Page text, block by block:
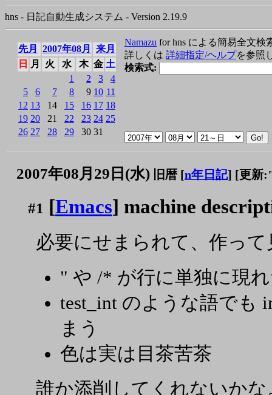
hns - 日記自動生成システム - Version 2.19.9
先月 2007年08月
来月
日
月 火 水 木 金 土
1
2 3
4
5
6 7 8 9 10 11
12 13 14 15 16 17 18
19 20 21 22 23 24 25
26 27 28 29 30 31
Namazu for hns による簡易全文検
詳しくは 詳細指定/ヘルプを参照
検索式:
2007年08月29日(水) 旧暦 [n年日記] [更新
#1 [Emacs] machine
必要にせまられて、作っ
" や /* が行に単独に現
test_int のような語でも
まう
色は実は目茶苦茶
誰か添削してくれないか